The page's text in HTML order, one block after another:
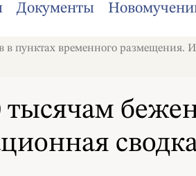
Документы
в пунктах временного размещения.
тысячам